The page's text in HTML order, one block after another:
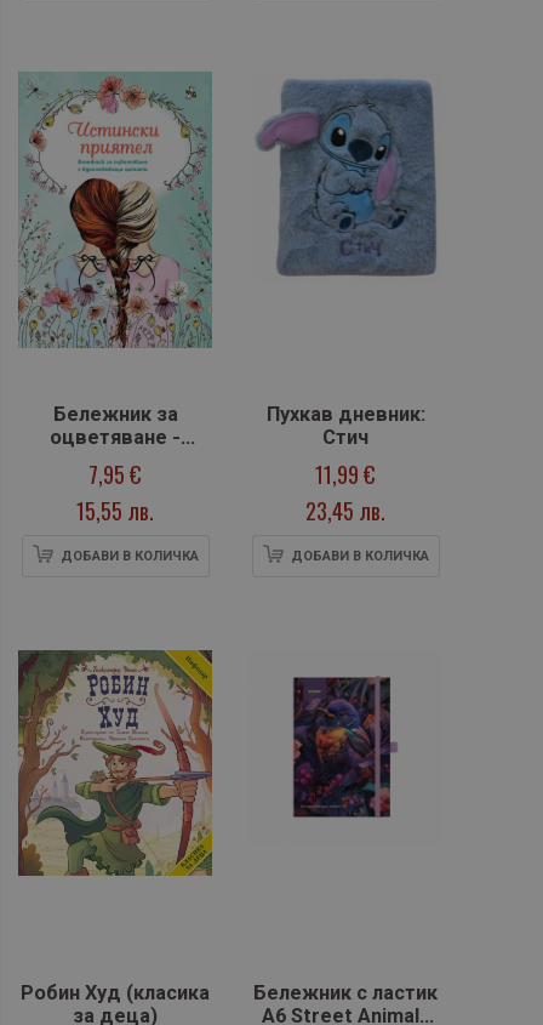
Бележник за
оцветяване -
Истински приятел
7,95 €
15,55 лв.
ДОБАВИ В КОЛИЧКА
Пухкав дневник:
Стич
11,99 €
23,45 лв.
ДОБАВИ В КОЛИЧКА
Робин Худ (класика
за деца)
Бележник с ластик
A6 Street Animals